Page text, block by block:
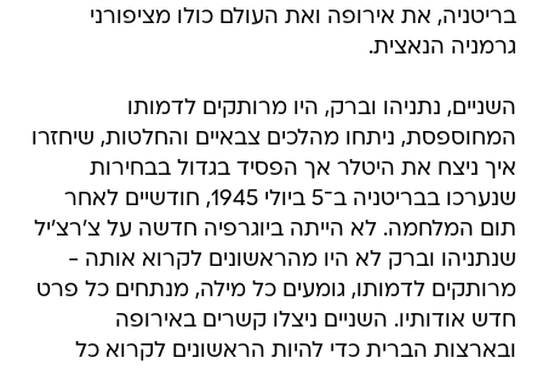
בריטניה, את אירופה ואת העולם כולו מציפורני
גרמניה הנאצית.
השניים, נתניהו וברק, היו מרותקים לדמותו
המחוספסת, ניתחו מהלכים צבאיים והחלטות, שיחזרו
איך ניצח את היטלר אך הפסיד בגדול בבחירות
שנערכו בבריטניה ב־5 ביולי 1945, חודשיים לאחר
תום המלחמה. לא הייתה ביוגרפיה חדשה על צ'רצ'יל
שנתניהו וברק לא היו מהראשונים לקרוא אותה -
מרותקים לדמותו, גומעים כל מילה, מנתחים כל פרט
חדש אודותיו. השניים ניצלו קשרים באירופה
ובארצות הברית כדי להיות הראשונים לקרוא כל